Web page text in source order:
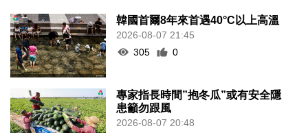
韓國首爾8年來首遇40°C以上高溫
2026-08-07 21:45
305
0
專家指長時間”抱冬瓜”或有安全隱
患籲勿跟風
2026-08-07 20:48